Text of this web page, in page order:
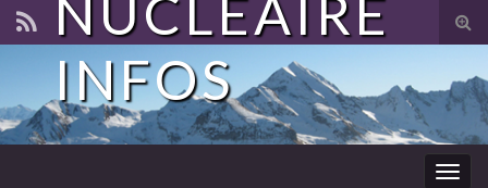
NUCLÉAIRE
INFOS